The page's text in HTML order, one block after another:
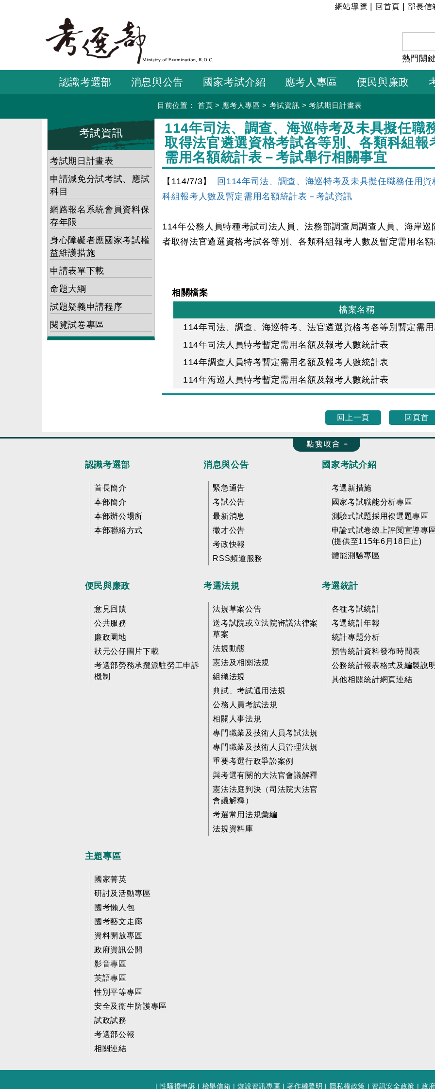
要
容
:::
網站導覽 回首頁 |部長信
熱門關
認識考選部 消息與公告 國家考試介紹 應考人專區 便民與廉政
目前位置： 首頁 > 應考人專區 > 考試資訊 >考試期日計畫表
考試資訊
考試期日計畫表
申請減免分試考試、應試
科目
網路報名系統會員資料保
存年限
身心障礙者應國家考試權
益維護措施
申請表單下載
命題大綱
試題疑義申請程序
閱覽試卷專區
:::
114年司法、調查、海巡特考及未具擬任職
取得法官遴選資格考試各等別、各類科組報
需用名額統計表－考試舉行相關事宜
【114/7/3】
回114年司法、調查、海巡特考及未具擬任職務任用
科組報考人數及暫定需用名額統計表－考試資訊
114年公務人員特種考試司法人員、法務部調查局調查人員、海岸
者取得法官遴選資格考試各等別、各類科組報考人數及暫定需用名
相關檔案
檔案名稱
114年司法、調查、海巡特考、法官遴選資格考各等別暫定需
114年司法人員特考暫定需用名額及報考人數統計表
114年調查人員特考暫定需用名額及報考人數統計表
114年海巡人員特考暫定需用名額及報考人數統計表
回上一頁 回頁首
收合 FatFooter
認識考選部
首長簡介
本部簡介
本部辦公場所
本部聯絡方式
消息與公告
緊急通告
考試公告
最新消息
徵才公告
考政快報
RSS頻道服務
國家考試介紹
考選新措施
國家考試職能分析專區
測驗式試題採用複選題專區
申論式試卷線上評閱宣導專
(提供至115年6月18日止)
體能測驗專區
便民與廉政
意見回饋
公共服務
廉政園地
狀元公仔圖片下載
考選部勞務承攬派駐勞工申訴
機制
考選法規
法規草案公告
送考試院或立法院審議法律案
草案
法規動態
憲法及相關法規
組織法規
典試、考試通用法規
公務人員考試法規
相關人事法規
專門職業及技術人員考試法規
專門職業及技術人員管理法規
重要考選行政爭訟案例
與考選有關的大法官會議解釋
憲法法庭判決（司法院大法官
會議解釋）
考選常用法規彙編
法規資料庫
考選統計
各種考試統計
考選統計年報
統計專題分析
預告統計資料發布時間表
公務統計報表格式及編製說
其他相關統計網頁連結
主題專區
國家菁英
研討及活動專區
國考懶人包
國考藝文走廊
資料開放專區
政府資訊公開
影音專區
英語專區
性別平等專區
安全及衛生防護專區
試政試務
考選部公報
相關連結
|性騷擾申訴 | 檢舉信箱 |遊說資訊專區 |著作權聲明 | 隱私權政策 | 資訊安全政策 |政